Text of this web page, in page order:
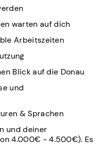
warten auf dich
Arbeitszeiten
Blick auf die Donau
und
& Sprachen
und deiner
4.000€ - 4.500€). Es